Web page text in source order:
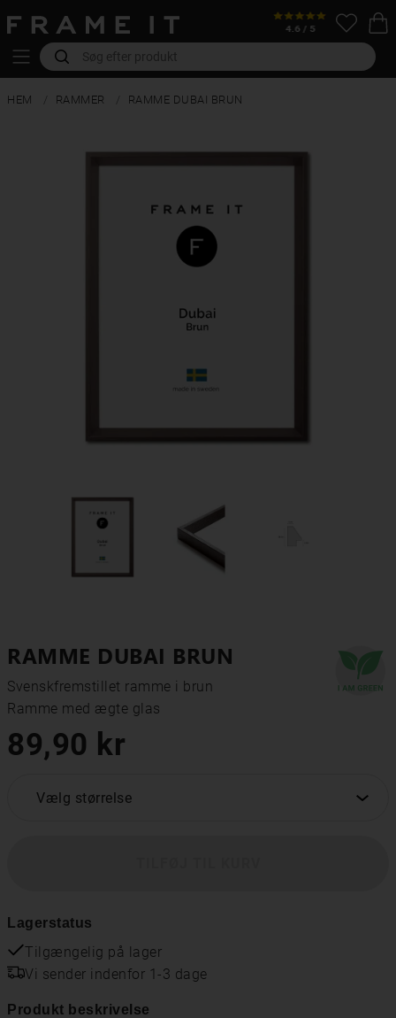
HEM RAMMER RAMME DUBAI BRUN
RAMME DUBAI BRUN
Svenskfremstillet ramme i brun
Ramme med ægte glas
89,90 kr
Vælg størrelse
Lagerstatus
Tilgængelig på lager
Vi sender indenfor 1-3 dage
Produkt beskrivelse